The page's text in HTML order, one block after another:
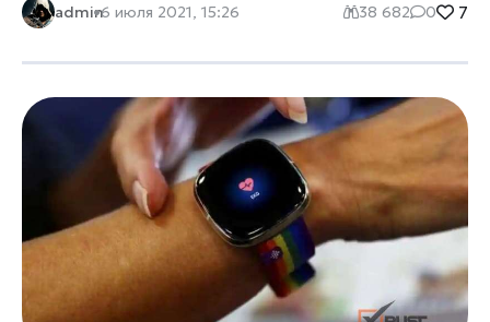
admin6 июля 2021, 15:26 38 682 0 7